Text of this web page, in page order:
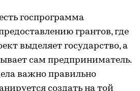
госпрограмма
грантов, где
выделяет государство, а
сам предприниматель.
важно правильно
создать на той